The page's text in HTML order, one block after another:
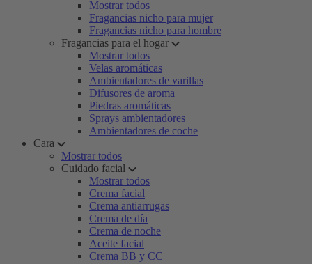
Mostrar todos
Fragancias nicho para mujer
Fragancias nicho para hombre
Fragancias para el hogar
Mostrar todos
Velas aromáticas
Ambientadores de varillas
Difusores de aroma
Piedras aromáticas
Sprays ambientadores
Ambientadores de coche
Cara
Mostrar todos
Cuidado facial
Mostrar todos
Crema facial
Crema antiarrugas
Crema de día
Crema de noche
Aceite facial
Crema BB y CC